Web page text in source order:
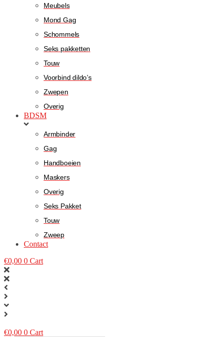
Meubels
Mond Gag
Schommels
Seks pakketten
Touw
Voorbind dildo’s
Zwepen
Overig
BDSM
Armbinder
Gag
Handboeien
Maskers
Overig
Seks Pakket
Touw
Zweep
Contact
€0,00 0 Cart
€0,00 0 Cart